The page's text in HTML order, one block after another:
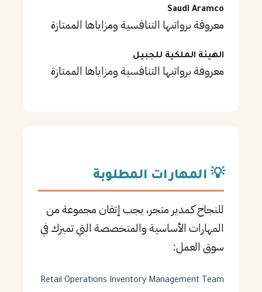
Saudi Aramco
معروفة برواتبها التنافسية ومزاياها الممتازة
الهيئة الملكية للجبيل
معروفة برواتبها التنافسية ومزاياها الممتازة
💡 المهارات المطلوبة
للنجاح كـمدير متجر، يجب إتقان مجموعة من
المهارات الأساسية والمتخصصة التي تميزك في
سوق العمل:
Retail Operations Inventory Management Team